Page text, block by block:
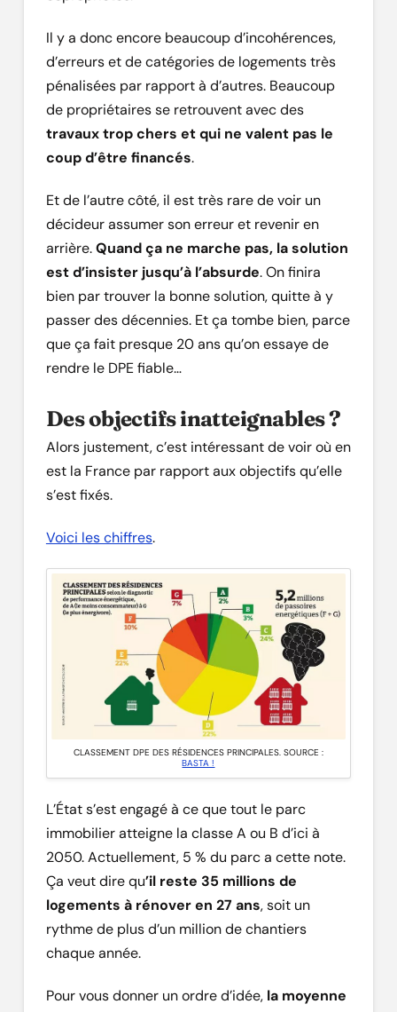
Il y a donc encore beaucoup d’incohérences,
d’erreurs et de catégories de logements très
pénalisées par rapport à d’autres. Beaucoup
de propriétaires se retrouvent avec des
travaux trop chers et qui ne valent pas le
coup d’être financés.
Et de l’autre côté, il est très rare de voir un
décideur assumer son erreur et revenir en
arrière.Quand ça ne marche pas, la solution
est d’insister jusqu’à l’absurde. On finira
bien par trouver la bonne solution, quitte à y
passer des décennies. Et ça tombe bien, parce
que ça fait presque 20 ans qu’on essaye de
rendre le DPE fiable…
Des objectifs inatteignables ?
Alors justement, c’est intéressant de voir où en
est la France par rapport aux objectifs qu’elle
s’est fixés.
Voici les chiffres.
CLASSEMENT DPE DES RÉSIDENCES PRINCIPALES. SOURCE :
BASTA !
L’État s’est engagé à ce que tout le parc
immobilier atteigne la classe A ou B d’ici à
2050. Actuellement, 5 % du parc a cette note.
Ça veut dire qu’il reste 35 millions de
logements à rénover en 27 ans, soit un
rythme de plus d’un million de chantiers
chaque année.
Pour vous donner un ordre d’idée, la moyenne